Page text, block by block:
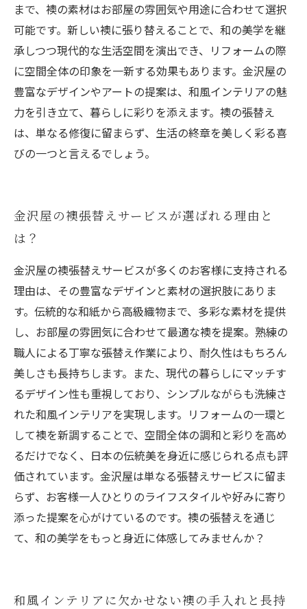
まで、襖の素材はお部屋の雰囲気や用途に合わせて選択
可能です。新しい襖に張り替えることで、和の美学を継
承しつつ現代的な生活空間を演出でき、リフォームの際
に空間全体の印象を一新する効果もあります。金沢屋の
豊富なデザインやアートの提案は、和風インテリアの魅
力を引き立て、暮らしに彩りを添えます。襖の張替え
は、単なる修復に留まらず、生活の終章を美しく彩る喜
びの一つと言えるでしょう。
金沢屋の襖張替えサービスが選ばれる理由と
は？
金沢屋の襖張替えサービスが多くのお客様に支持される
理由は、その豊富なデザインと素材の選択肢にありま
す。伝統的な和紙から高級織物まで、多彩な素材を提供
し、お部屋の雰囲気に合わせて最適な襖を提案。熟練の
職人による丁寧な張替え作業により、耐久性はもちろん
美しさも長持ちします。また、現代の暮らしにマッチす
るデザイン性も重視しており、シンプルながらも洗練さ
れた和風インテリアを実現します。リフォームの一環と
して襖を新調することで、空間全体の調和と彩りを高め
るだけでなく、日本の伝統美を身近に感じられる点も評
価されています。金沢屋は単なる張替えサービスに留ま
らず、お客様一人ひとりのライフスタイルや好みに寄り
添った提案を心がけているのです。襖の張替えを通じ
て、和の美学をもっと身近に体感してみませんか？
和風インテリアに欠かせない襖の手入れと長持